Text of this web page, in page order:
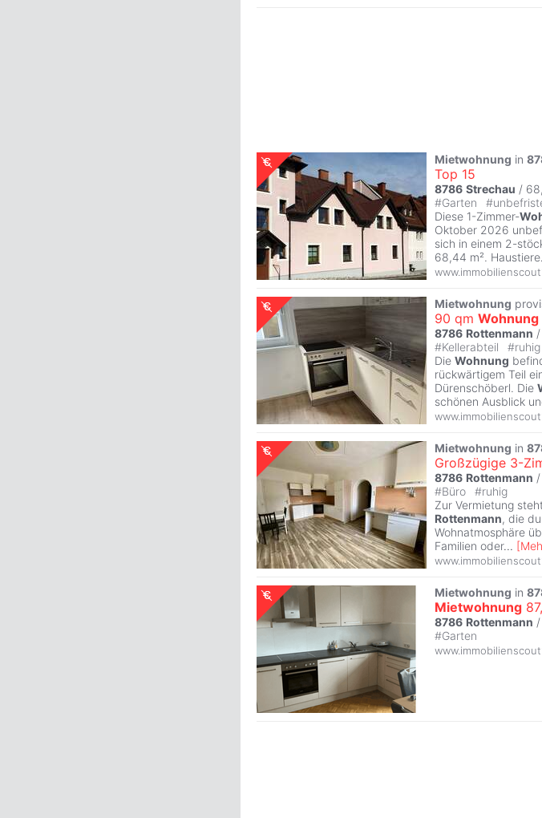
Mietwohnung in
Top 15
8786 Strechau /
#Garten #
Diese 1-Zimmer-
Oktober 2026
sich in einem 2-
68,44 m². Haustiere
Mietwohnung
90 qm Wohnung
8786 Rottenmann
#Kellerabteil #ruhig
Die Wohnung
rückwärtigem Teil
Dürenschöberl. Die
schönen Ausblick
Mietwohnung in
Großzügige 3-
8786 Rottenmann
#Büro #ruhig
Zur Vermietung
Rottenmann, die
Wohnatmosphäre
Familien oder... [
Mietwohnung in
Mietwohnung
8786 Rottenmann
#Garten